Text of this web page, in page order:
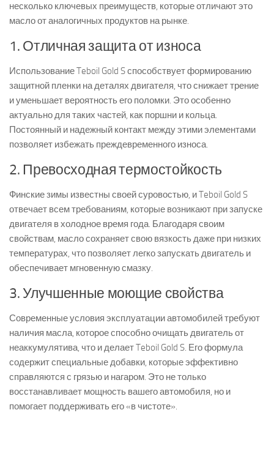
несколько ключевых преимуществ, которые отличают это
масло от аналогичных продуктов на рынке.
1. Отличная защита от износа
Использование Teboil Gold S способствует формированию
защитной пленки на деталях двигателя, что снижает трение
и уменьшает вероятность его поломки. Это особенно
актуально для таких частей, как поршни и кольца.
Постоянный и надежный контакт между этими элементами
позволяет избежать преждевременного износа.
2. Превосходная термостойкость
Финские зимы известны своей суровостью, и Teboil Gold S
отвечает всем требованиям, которые возникают при запуске
двигателя в холодное время года. Благодаря своим
свойствам, масло сохраняет свою вязкость даже при низких
температурах, что позволяет легко запускать двигатель и
обеспечивает мгновенную смазку.
3. Улучшенные моющие свойства
Современные условия эксплуатации автомобилей требуют
наличия масла, которое способно очищать двигатель от
неаккумулятива, что и делает Teboil Gold S. Его формула
содержит специальные добавки, которые эффективно
справляются с грязью и нагаром. Это не только
восстанавливает мощность вашего автомобиля, но и
помогает поддерживать его «в чистоте».